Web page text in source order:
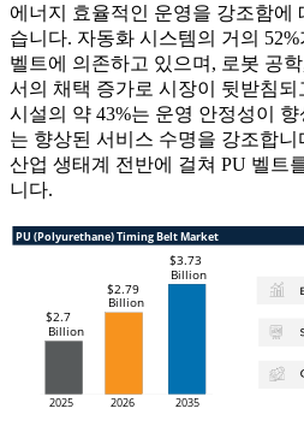
에너지 효율적인 운영을 강조함에
습니다. 자동화 시스템의 거의
벨트에 의존하고 있으며, 로봇 공
서의 채택 증가로 시장이 뒷받침
시설의 약 43%는 운영 안정성이
는 향상된 서비스 수명을 강조합
산업 생태계 전반에 걸쳐 PU 벨트
니다.